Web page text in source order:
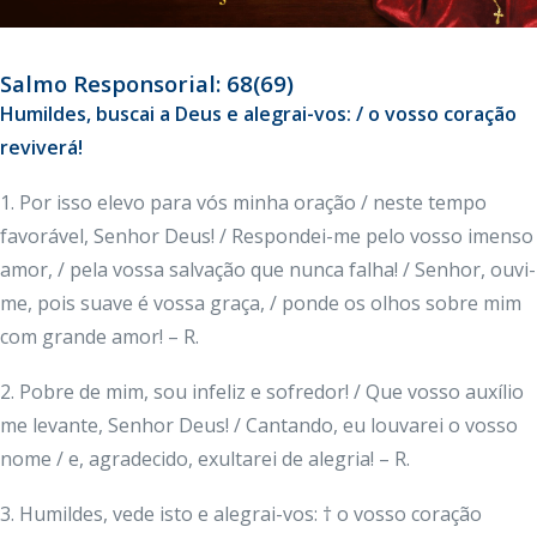
Salmo Responsorial: 68(69)
Humildes, buscai a Deus e alegrai-vos: / o vosso coração
reviverá!
1. Por isso elevo para vós minha oração / neste tempo
favorável, Senhor Deus! / Respondei-me pelo vosso imenso
amor, / pela vossa salvação que nunca falha! / Senhor, ouvi-
me, pois suave é vossa graça, / ponde os olhos sobre mim
com grande amor! – R.
2. Pobre de mim, sou infeliz e sofredor! / Que vosso auxílio
me levante, Senhor Deus! / Cantando, eu louvarei o vosso
nome / e, agradecido, exultarei de alegria! – R.
3. Humildes, vede isto e alegrai-vos: † o vosso coração